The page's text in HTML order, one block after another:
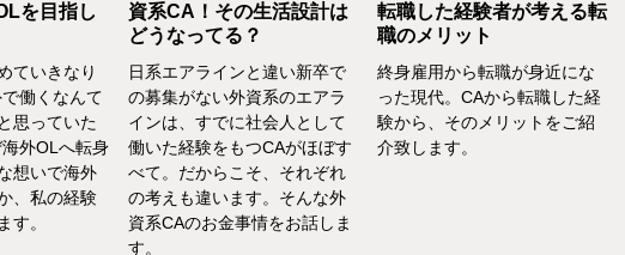
を目指し
ていきなり
働くなんて
思っていた
外OLへ転身
想いで海外
、私の経験
す。
資系CA！その生活設計は
どうなってる？
日系エアラインと違い新卒で
の募集がない外資系のエアラ
インは、すでに社会人として
働いた経験をもつCAがほぼす
べて。だからこそ、それぞれ
の考えも違います。そんな外
資系CAのお金事情をお話しま
す。
転職した経験者が考える転
職のメリット
終身雇用から転職が身近にな
った現代。CAから転職した経
験から、そのメリットをご紹
介致します。